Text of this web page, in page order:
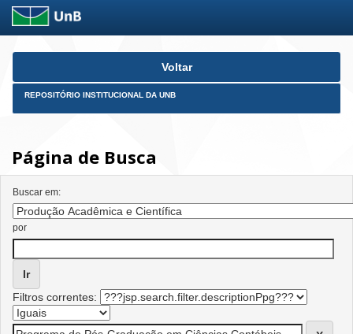
Skip
Voltar
REPOSITÓRIO INSTITUCIONAL DA UNB
Página de Busca
Buscar em:
por
Filtros correntes: